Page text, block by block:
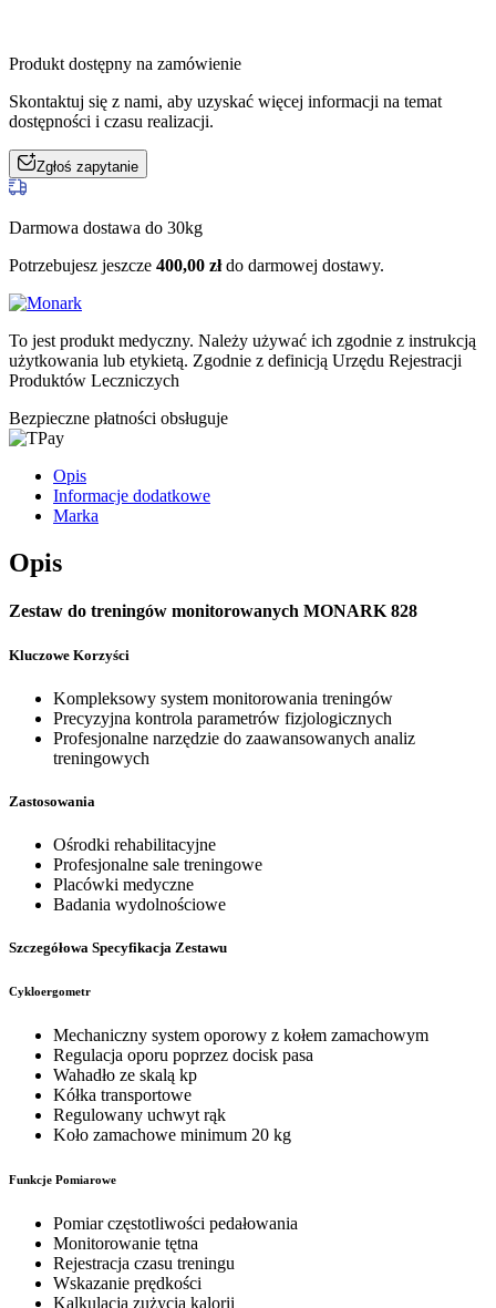
Produkt dostępny na zamówienie
Skontaktuj się z nami, aby uzyskać więcej informacji na temat
dostępności i czasu realizacji.
Zgłoś zapytanie
Darmowa dostawa do 30kg
Potrzebujesz jeszcze 400,00 złdo darmowej dostawy.
To jest produkt medyczny. Należy używać ich zgodnie z instrukcją
użytkowania lub etykietą. Zgodnie z definicją Urzędu Rejestracji
Produktów Leczniczych
Bezpieczne płatności obsługuje
Opis
Informacje dodatkowe
Marka
Opis
Zestaw do treningów monitorowanych MONARK 828
Kluczowe Korzyści
Kompleksowy system monitorowania treningów
Precyzyjna kontrola parametrów fizjologicznych
Profesjonalne narzędzie do zaawansowanych analiz
treningowych
Zastosowania
Ośrodki rehabilitacyjne
Profesjonalne sale treningowe
Placówki medyczne
Badania wydolnościowe
Szczegółowa Specyfikacja Zestawu
Cykloergometr
Mechaniczny system oporowy z kołem zamachowym
Regulacja oporu poprzez docisk pasa
Wahadło ze skalą kp
Kółka transportowe
Regulowany uchwyt rąk
Koło zamachowe minimum 20 kg
Funkcje Pomiarowe
Pomiar częstotliwości pedałowania
Monitorowanie tętna
Rejestracja czasu treningu
Wskazanie prędkości
Kalkulacja zużycia kalorii